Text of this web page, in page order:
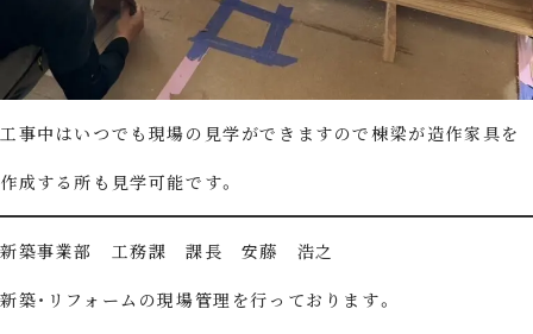
工事中はいつでも現場の見学ができますので棟梁が造作家具を
作成する所も見学可能です。
新築事業部 工務課 課長 安藤 浩之
新築・リフォームの現場管理を行っております。